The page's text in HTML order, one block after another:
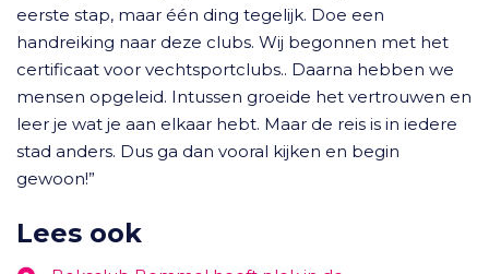
eerste stap, maar één ding tegelijk. Doe een
handreiking naar deze clubs. Wij begonnen met het
certificaat voor vechtsportclubs.. Daarna hebben we
mensen opgeleid. Intussen groeide het vertrouwen en
leer je wat je aan elkaar hebt. Maar de reis is in iedere
stad anders. Dus ga dan vooral kijken en begin
gewoon!”
Lees ook